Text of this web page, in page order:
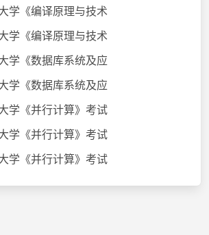
学《编译原理与技术
学《编译原理与技术
学《数据库系统及应
学《数据库系统及应
学《并行计算》考试
学《并行计算》考试
学《并行计算》考试